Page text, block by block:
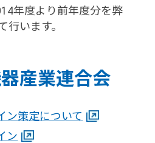
年度より前年度分を弊
行います。
産業連合会
ン策定について
ン